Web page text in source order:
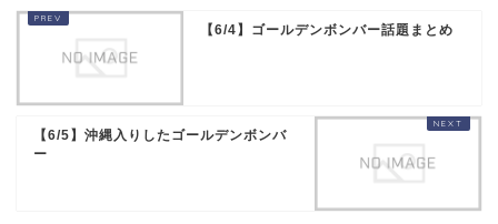
【6/4】ゴールデンボンバー話題まとめ
【6/5】沖縄入りしたゴールデンボンバ
ー